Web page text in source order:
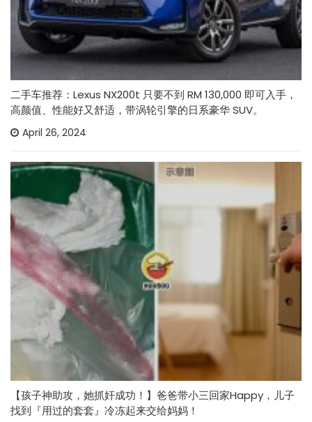
二手车推荐：Lexus NX200t 只要不到 RM 130,000 即可入手，
高颜值、性能好又舒适，带涡轮引擎的日系豪华 SUV。
April 26, 2024
【孩子神助攻，她抓奸成功！】爸爸带小三回家Happy，儿子
找到『用过的套套』冷冻起来交给妈妈！